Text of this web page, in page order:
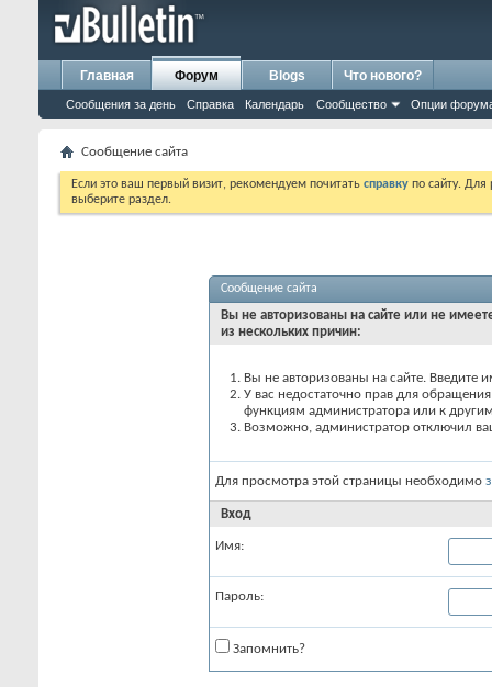
Главная Форум
Сообщения за день Справка Календарь Сообщество Опции
Blogs Что нового?
Сообщение сайта
Если это ваш первый визит, рекомендуем почитать справку по сайту.
выберите раздел.
Сообщение сайта
Вы не авторизованы на сайте или не
из нескольких причин:
Вы не авторизованы на сайте. Введите
У вас недостаточно прав для
функциям администратора или к
Возможно, администратор отключил
Для просмотра этой страницы необходимо
Вход
Имя:
Пароль:
Запомнить?